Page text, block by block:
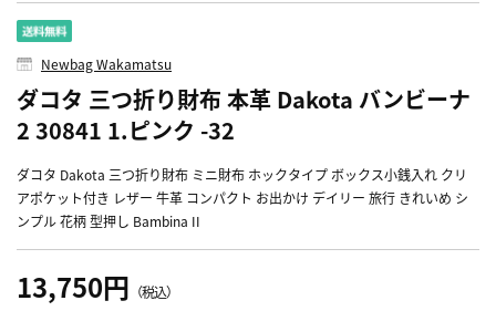
Newbag Wakamatsu
ダコタ 三つ折り財布 本革 Dakota バンビーナ
2 30841 1.ピンク -32
ダコタ Dakota 三つ折り財布 ミニ財布 ホックタイプ ボックス小銭入れ クリ
アポケット付き レザー 牛革 コンパクト お出かけ デイリー 旅行 きれいめ シ
ンプル 花柄 型押し Bambina II
13,750円 （税込）